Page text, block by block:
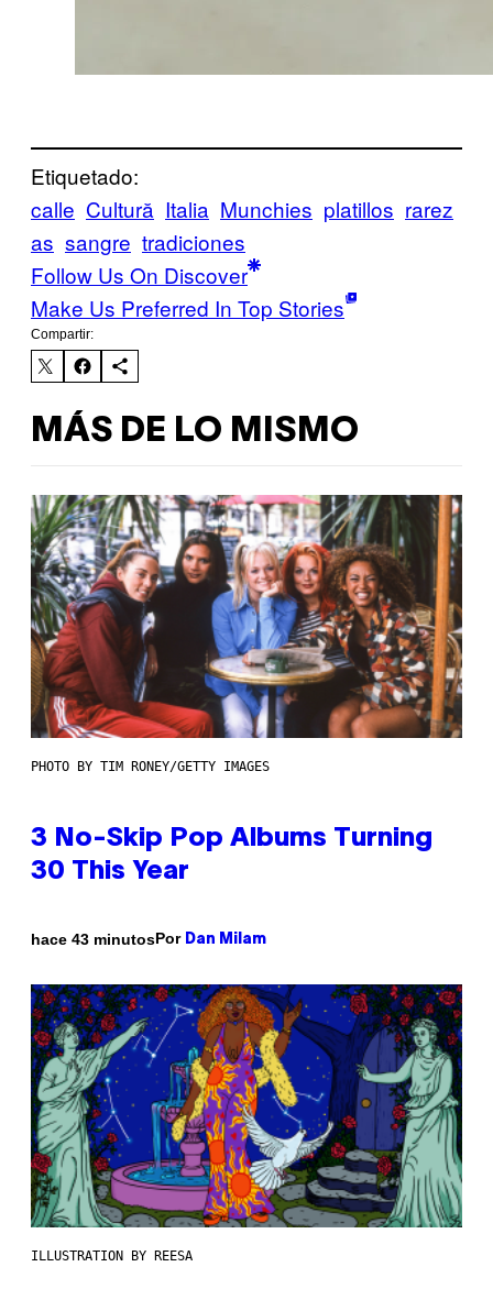
Etiquetado:
calle Cultură Italia Munchies platillos rarez
as sangre tradiciones
Follow Us On Discover
Make Us Preferred In Top Stories
Compartir:
MÁS DE LO MISMO
PHOTO BY TIM RONEY/GETTY IMAGES
3 No-Skip Pop Albums Turning
30 This Year
hace 43 minutosPor Dan Milam
ILLUSTRATION BY REESA